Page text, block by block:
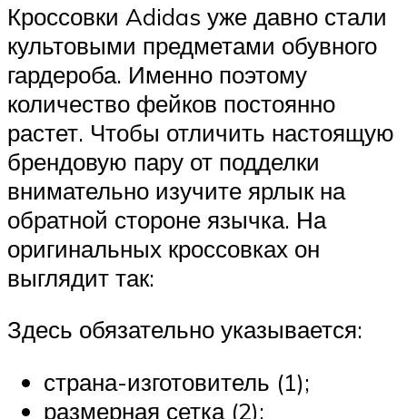
Кроссовки Adidas уже давно стали
культовыми предметами обувного
гардероба. Именно поэтому
количество фейков постоянно
растет. Чтобы отличить настоящую
брендовую пару от подделки
внимательно изучите ярлык на
обратной стороне язычка. На
оригинальных кроссовках он
выглядит так:
Здесь обязательно указывается:
страна-изготовитель (1);
размерная сетка (2);